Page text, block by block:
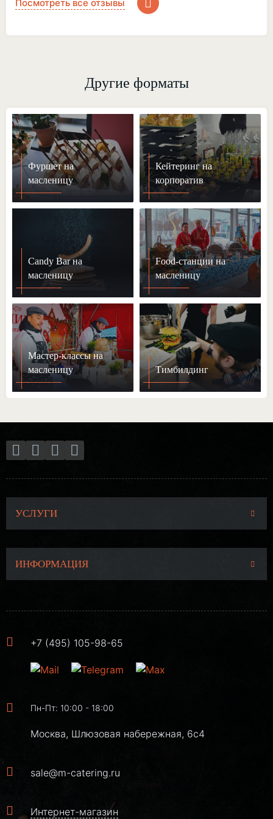
Посмотреть все отзывы
Другие форматы
Фуршет на
масленицу
Кейтеринг на
корпоратив
Candy Bar на
масленицу
Food-станции на
масленицу
Мастер-классы на
масленицу
Тимбилдинг
УСЛУГИ
ИНФОРМАЦИЯ
+7 (495) 105-98-65
Пн-Пт: 10:00 - 18:00
Москва, Шлюзовая набережная, 6с4
sale@m-catering.ru
Интернет-магазин